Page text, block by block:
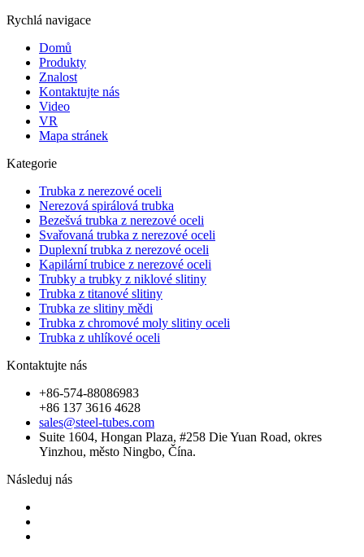
Rychlá navigace
Domů
Produkty
Znalost
Kontaktujte nás
Video
VR
Mapa stránek
Kategorie
Trubka z nerezové oceli
Nerezová spirálová trubka
Bezešvá trubka z nerezové oceli
Svařovaná trubka z nerezové oceli
Duplexní trubka z nerezové oceli
Kapilární trubice z nerezové oceli
Trubky a trubky z niklové slitiny
Trubka z titanové slitiny
Trubka ze slitiny mědi
Trubka z chromové moly slitiny oceli
Trubka z uhlíkové oceli
Kontaktujte nás
+86-574-88086983
+86 137 3616 4628
sales@steel-tubes.com
Suite 1604, Hongan Plaza, #258 Die Yuan Road, okres
Yinzhou, město Ningbo, Čína.
Následuj nás